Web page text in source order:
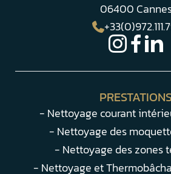
06400
- Nettoyage courant
- Nettoyage des
- Nettoyage des zones
- Nettoyage et